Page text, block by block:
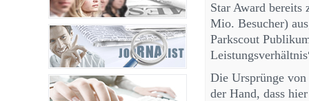
Star Award bereits
Mio. Besucher)
Parkscout
Die Ursprünge
der Hand, dass